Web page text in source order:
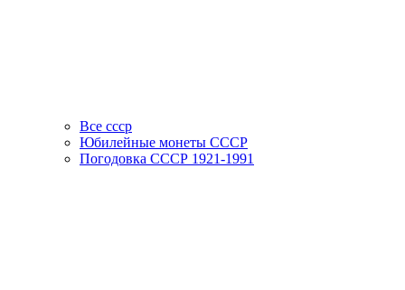
Все ссср
Юбилейные монеты СССР
Погодовка СССР 1921-1991